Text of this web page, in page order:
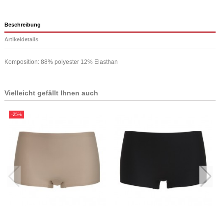
Beschreibung
Artikeldetails
Komposition: 88% polyester 12% Elasthan
Vielleicht gefällt Ihnen auch
-25%